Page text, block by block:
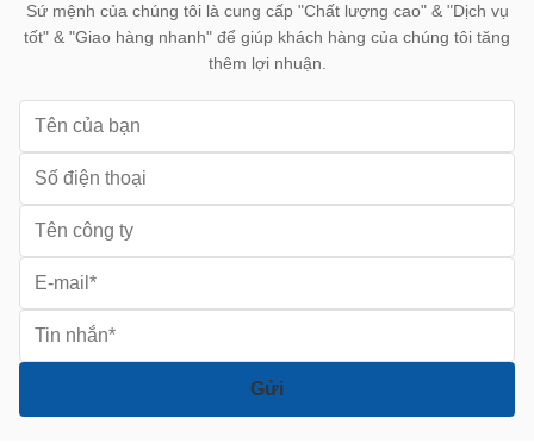
Sứ mệnh của chúng tôi là cung cấp "Chất lượng cao" & "Dịch vụ
tốt" & "Giao hàng nhanh" để giúp khách hàng của chúng tôi tăng
thêm lợi nhuận.